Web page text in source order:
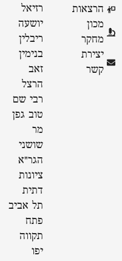
הרצאות
מכון
מחקר
יצירת
קשר
רזיאל
יושעה
ריבלין
בנימין
זאב
הרצל
רבי שם
טוב גפן
מר
שושני
הגר"א
ציונות
דתית
תל אביב
פתח
תקווה
יפו